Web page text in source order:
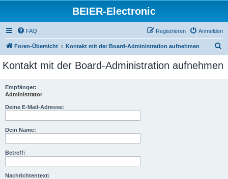
BEIER-Electronic
FAQ Anmelden
Registrieren
Foren-Übersicht Kontakt mit der Board-Administration aufnehmen
c
Kontakt mit der Board-Administration aufnehmen
Empfänger:
Administrator
Deine E-Mail-Adresse:
Dein Name:
Betreff:
Nachrichtentext: